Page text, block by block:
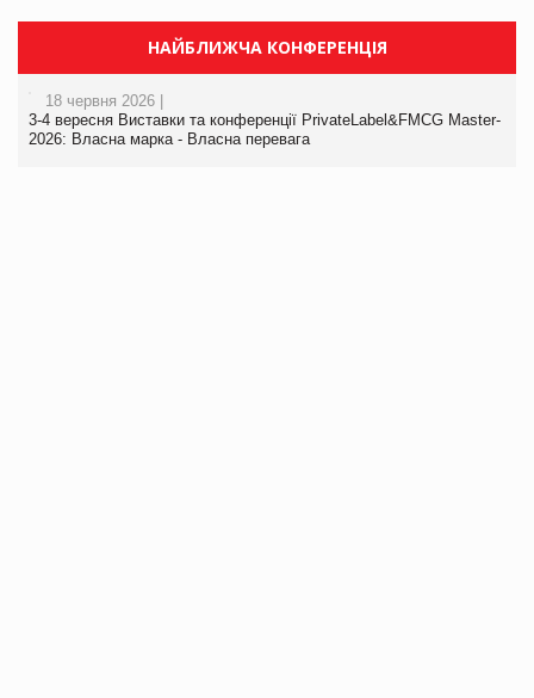
НАЙБЛИЖЧА КОНФЕРЕНЦІЯ
18 червня 2026 |
3-4 вересня Виставки та конференції PrivateLabel&FMCG Master-
2026: Власна марка - Власна перевага